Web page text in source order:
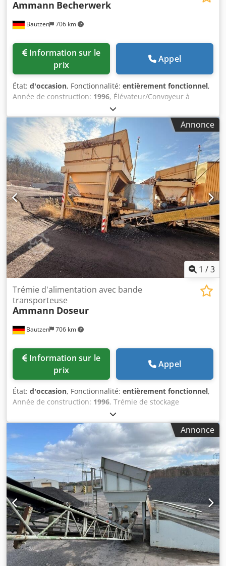
Bautzen 706 km
Ammann Becherwerk
prix
Appel
État: d'occasion, Fonctionnalité: entièrement fonctionnel,
Année de construction: 1996, Élévateur/Convoyeur à
godets Utilisation comme système de transport de
matériaux à commande à distance Dcjdpfx Aozq S Daod
Nek H 26 m
Annonce
1 /3
Bautzen 706 km
Trémie d'alimentation avec bande
transporteuse
Ammann Doseur
prix
Appel
État: d'occasion, Fonctionnalité: entièrement fonctionnel,
Année de construction: 1996, Trémie de stockage
d'occasion - Bande de convoyage à extraction - Bande
transporteuse Dcjdpfx Aszq S Avsd Njk
Annonce